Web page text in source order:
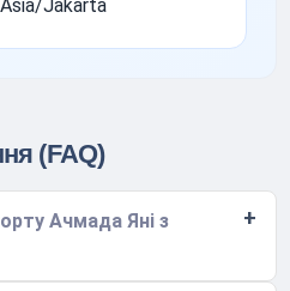
Asia/Jakarta
(FAQ)
Ачмада Яні з